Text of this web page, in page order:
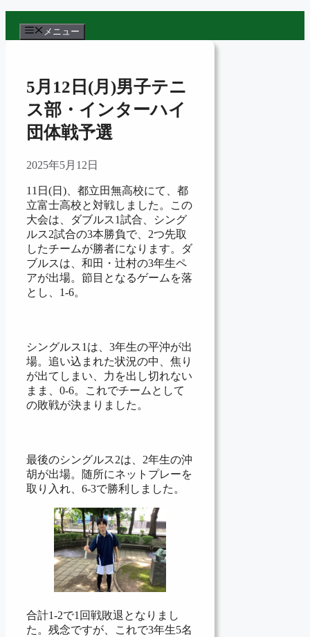
メニュー
5月12日(月)男子テニ
ス部・インターハイ
団体戦予選
2025年5月12日
11日(日)、都立田無高校にて、都
立富士高校と対戦しました。この
大会は、ダブルス1試合、シング
ルス2試合の3本勝負で、2つ先取
したチームが勝者になります。ダ
ブルスは、和田・辻村の3年生ペ
アが出場。節目となるゲームを落
とし、1-6。
シングルス1は、3年生の平沖が出
場。追い込まれた状況の中、焦り
が出てしまい、力を出し切れない
まま、0-6。これでチームとして
の敗戦が決まりました。
最後のシングルス2は、2年生の沖
胡が出場。随所にネットプレーを
取り入れ、6-3で勝利しました。
合計1-2で1回戦敗退となりまし
た。残念ですが、これで3年生5名